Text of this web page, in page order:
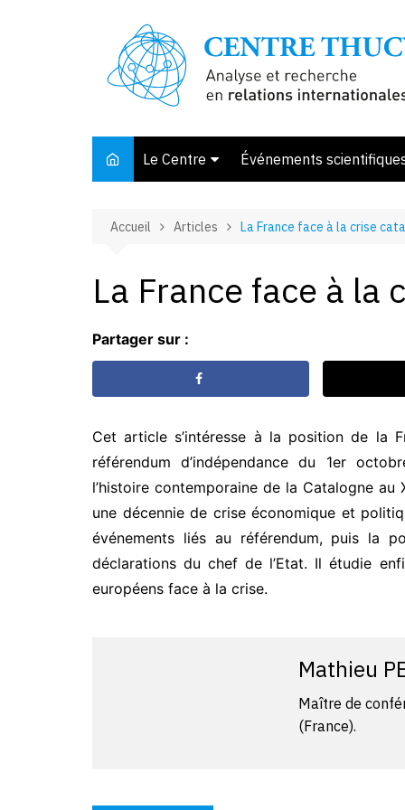
Le Centre
Membres et associés
Bibliothèque
Événements
Accueil Articles La France face à la crise
La France face à la
Partager sur :
Cet article s’intéresse à la position de la
référendum d’indépendance du 1er
l’histoire contemporaine de la Catalogne au
une décennie de crise économique et
événements liés au référendum, puis la
déclarations du chef de l’Etat. Il étudie
européens face à la crise.
Mathieu
Maître de
(France).